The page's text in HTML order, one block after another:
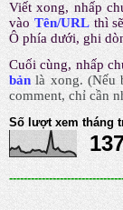
Viết xong, nhấp
vào Tên/URL thì
Ô phía dưới, ghi
Cuối cùng, nhấp
bản là xong.(Nếu
comment, chỉ cần
Số lượt xem tháng